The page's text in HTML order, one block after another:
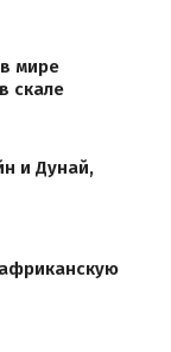
мире
скале
и Дунай,